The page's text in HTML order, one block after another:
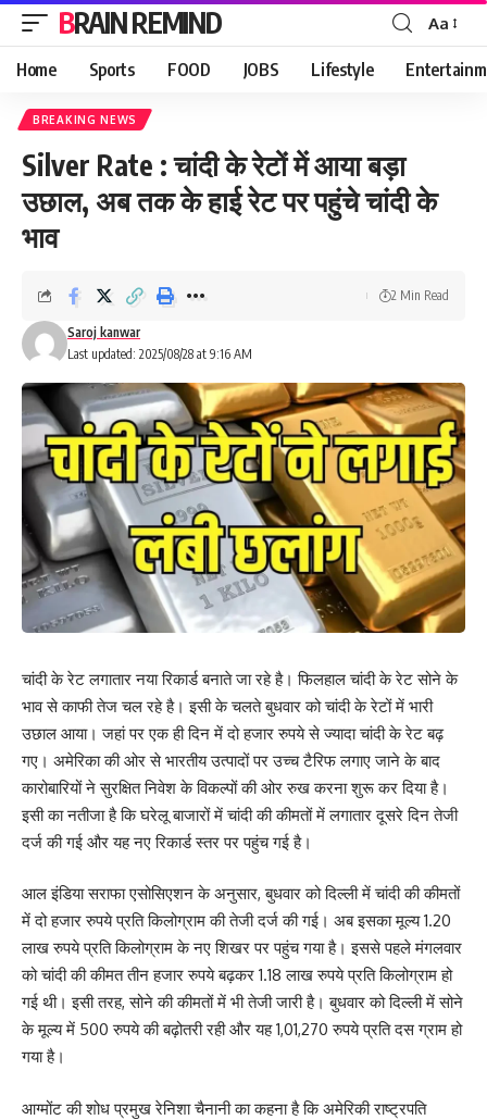
BRAIN REMIND
Font
Resizer
Aa
Home Sports FOOD JOBS Lifestyle
BREAKING NEWS
Silver Rate : चांदी के रेटों में आया बड़ा
उछाल, अब तक के हाई रेट पर पहुंचे चांदी के
भाव
Last updated: 2025/08/28 at 9:16 AM
Saroj kanwar
2 Min Read
चांदी के रेट लगातार नया रिकार्ड बनाते जा रहे है। फिलहाल चांदी के रेट सोने के
भाव से काफी तेज चल रहे है। इसी के चलते बुधवार को चांदी के रेटों में भारी
उछाल आया। जहां पर एक ही दिन में दो हजार रुपये से ज्यादा चांदी के रेट बढ़
गए। अमेरिका की ओर से भारतीय उत्पादों पर उच्च टैरिफ लगाए जाने के बाद
कारोबारियों ने सुरक्षित निवेश के विकल्पों की ओर रुख करना शुरू कर दिया है।
इसी का नतीजा है कि घरेलू बाजारों में चांदी की कीमतों में लगातार दूसरे दिन तेजी
दर्ज की गई और यह नए रिकार्ड स्तर पर पहुंच गई है।
आल इंडिया सराफा एसोसिएशन के अनुसार, बुधवार को दिल्ली में चांदी की कीमतों
में दो हजार रुपये प्रति किलोग्राम की तेजी दर्ज की गई। अब इसका मूल्य 1.20
लाख रुपये प्रति किलोग्राम के नए शिखर पर पहुंच गया है। इससे पहले मंगलवार
को चांदी की कीमत तीन हजार रुपये बढ़कर 1.18 लाख रुपये प्रति किलोग्राम हो
गई थी। इसी तरह, सोने की कीमतों में भी तेजी जारी है। बुधवार को दिल्ली में सोने
के मूल्य में 500 रुपये की बढ़ोतरी रही और यह 1,01,270 रुपये प्रति दस ग्राम हो
गया है।
आग्मोंट की शोध प्रमुख रेनिशा चैनानी का कहना है कि अमेरिकी राष्ट्रपति